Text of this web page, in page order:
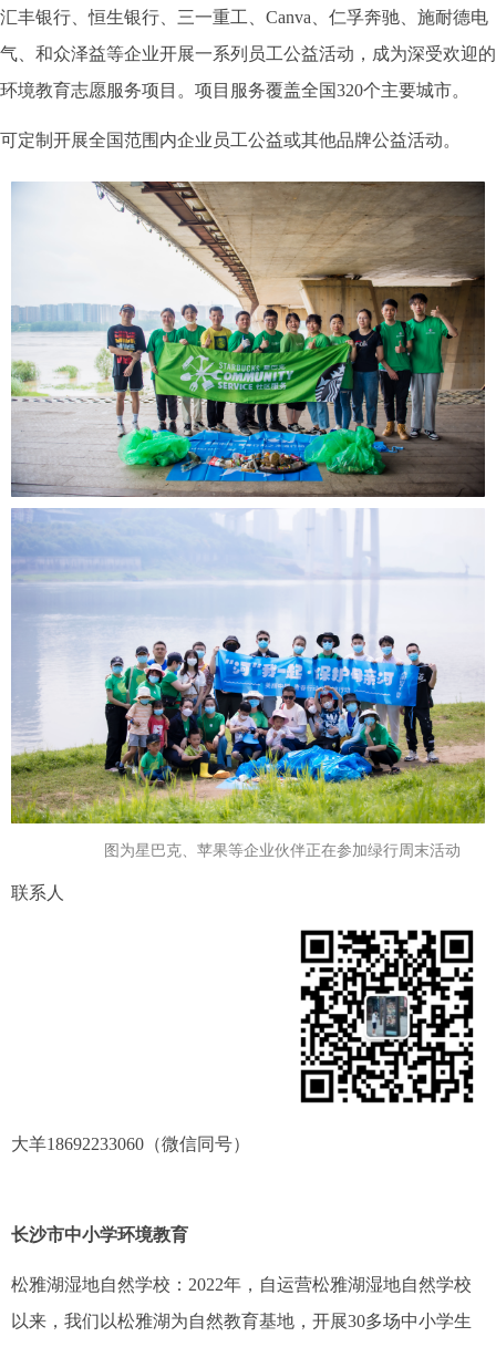
汇丰银行、恒生银行、三一重工、Canva、仁孚奔驰、施耐德电
气、和众泽益等企业开展一系列员工公益活动，成为深受欢迎的
环境教育志愿服务项目。项目服务覆盖全国320个主要城市。
可定制开展全国范围内企业员工公益或其他品牌公益活动。
图为星巴克、 苹果等企业伙伴正在参加绿行周末活动
联系人
大羊18692233060（微信同号）
长沙市中小学环境教育
松雅湖湿地自然学校：2022年，自运营松雅湖湿地自然学校
以来，我们以松雅湖为自然教育基地，开展30多场中小学生